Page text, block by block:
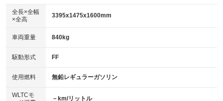
：装備なし
パワーウィンドウ
アイドリングストップ
：装備あり
USB入力端子
：装備あり
100V電源
：装備なし
センターデフロック
：装備なし
アルミホイール：アルミホイール
：装備あり
HID(キセノンライト)
バックカメラ
エアロ
全長×全幅
×全高
3395x1475x1600mm
車両重量 840kg
駆動形式 FF
使用燃料 無鉛レギュラーガソリン
WLTCモ
－km/リットル